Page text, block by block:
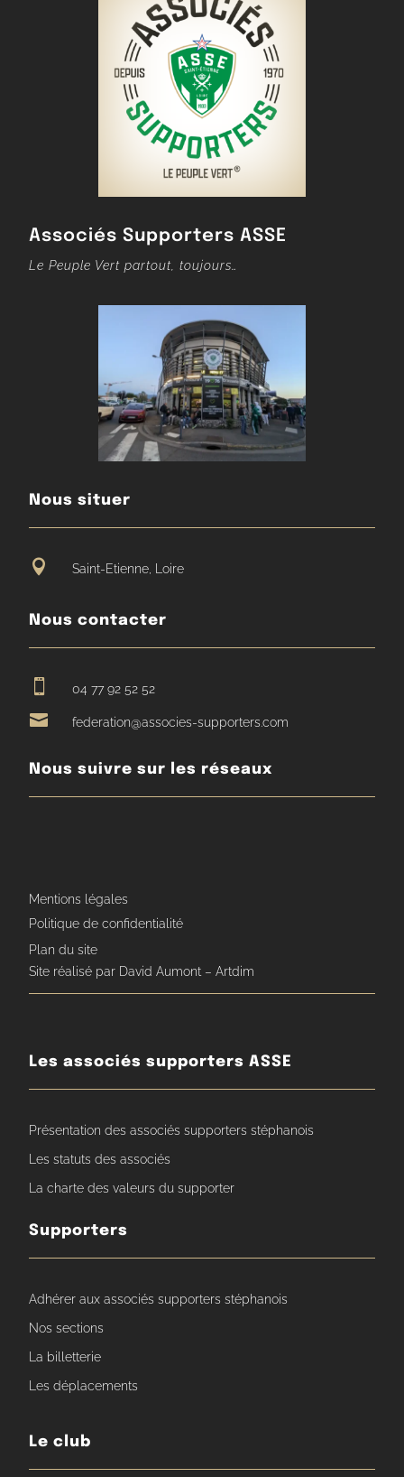
Associés Supporters ASSE
Le Peuple Vert partout, toujours…
Nous situer
 Saint-Etienne, Loire
Nous contacter
 04 77 92 52 52
 federation@associes-supporters.com
Nous suivre sur les réseaux
Mentions légales
Politique de confidentialité
Plan du site
Site réalisé par David Aumont – Artdim
Les associés supporters ASSE
Présentation des associés supporters stéphanois
Les statuts des associés
La charte des valeurs du supporter
Supporters
Adhérer aux associés supporters stéphanois
Nos sections
La billetterie
Les déplacements
Le club